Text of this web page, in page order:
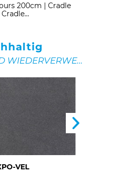
200cm | Cradle
VEL